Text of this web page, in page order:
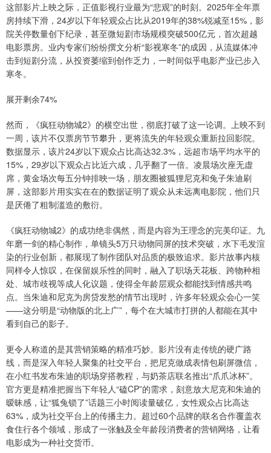
这部影片上映之际，正值影视行业最为“悲观”的时刻。2025年全年票
房持续下滑，24岁以下年轻观众占比从2019年的38%锐减至15%，影
院关停数量创下纪录，甚至微短剧市场规模突破500亿元，首次超越
电影票房。业内专家们纷纷撰文分析“影视寒冬”的成因，从流媒体冲
击到短剧分流，从投资萎缩到创作乏力，一时间似乎电影产业已步入
寒冬。
展开剩余74%
然而，《疯狂动物城2》的横空出世，彻底打破了这一论调。上映不到
一周，该片不仅票房节节攀升，更将流失的年轻观众重新拉回影院。
数据显示，该片24岁以下观众占比高达32.3%，远超市场平均水平的
15%，29岁以下观众占比近六成，几乎翻了一倍。凌晨场次座无虚
席，黄金场次每五分钟排映一场，朋友圈被狐狸尼克和兔子朱迪刷
屏，这部影片用实实在在的数据证明了观众从未远离电影院，他们只
是厌倦了粗制滥造的敷衍。
《疯狂动物城2》的成功绝非偶然，而是内容为王理念的完美印证。九
年磨一剑的精心制作，单镜头5万只动物同屏的技术突破，水下毛发渲
染的行业创新，都展现了制作团队对品质的极致追求。影片故事内核
同样令人惊叹，在保留娱乐性的同时，融入了职场天花板、跨物种相
处、城市歧视等成人化议题，使得全年龄层观众都能找到情感共鸣
点。当朱迪和尼克为房贷发愁的情节出现时，许多年轻观众会心一笑
——这分明是“动物版的北上广”，每个在大城市打拼的人都能在其中
看到自己的影子。
更令人称道的是其营销策略的精准巧妙。影片没有走传统的硬广路
线，而是深入年轻人聚集的社交平台，把尼克做成表情包刷屏微信，
在小红书发布朱迪的职场穿搭教程，与奶茶店联名推出“爪爪冰杯”。
官方更是精准把握当下年轻人“磕CP”的需求，刻意放大尼克和朱迪的
暧昧感，让“狐兔锁了”话题三小时阅读量破亿，女性观众占比高达
63%，成为社交平台上的传播主力。超过60个品牌的联名合作覆盖衣
食住行各个领域，形成了一张触及全年龄段消费者的营销网络，让看
电影成为一种社交货币。